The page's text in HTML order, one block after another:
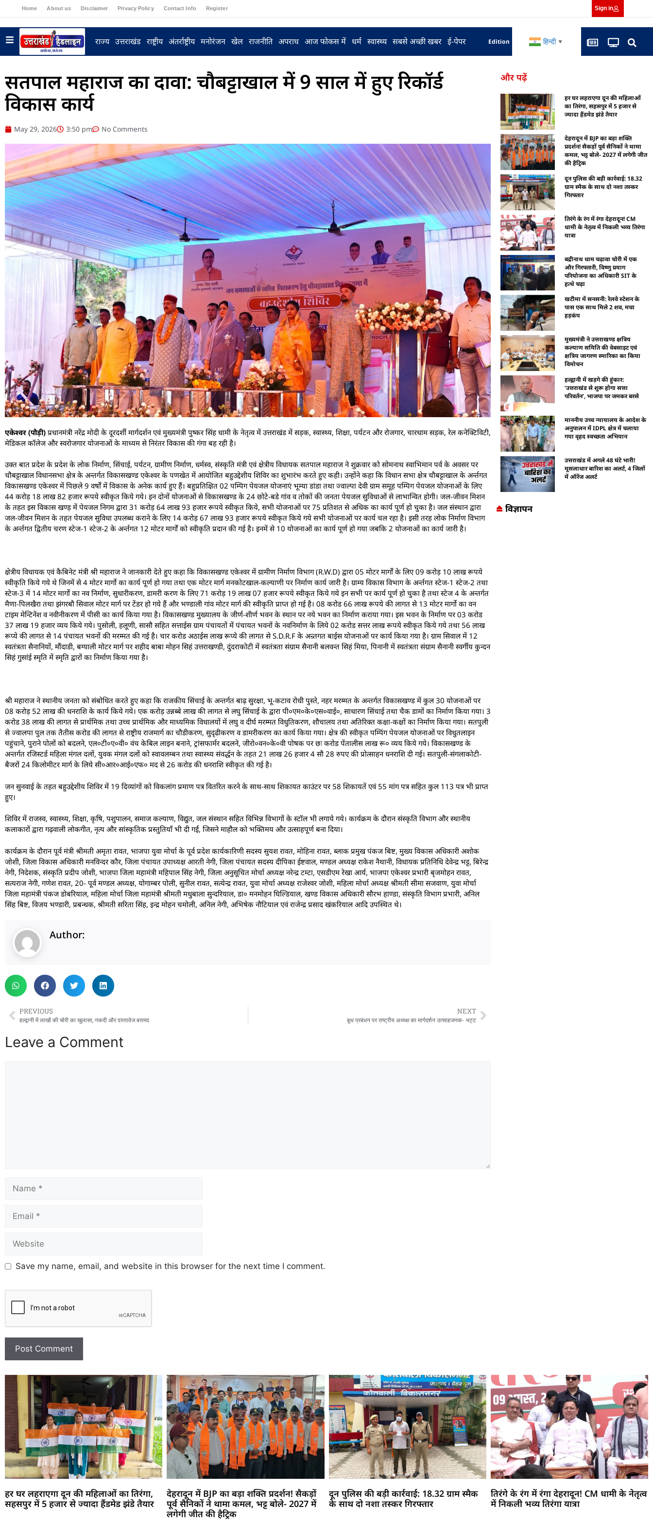
Home About us Disclaimer Privacy Policy Contact Info Register Sign in
राज्य उत्तराखंड राष्ट्रीय अंतर्राष्ट्रीय मनोरंजन खेल राजनीति अपराध आज फोकस में धर्म स्वास्थ्य सबसे अच्छी खबर ई-पेपर Edition हिन्दी ▼
सतपाल महाराज का दावा: चौबट्टाखाल में 9 साल में हुए रिकॉर्ड
विकास कार्य
May 29, 2026 3:50 pm No Comments
एकेश्वर (पौड़ी) प्रधानमंत्री नरेंद्र मोदी के दूरदर्शी मार्गदर्शन एवं मुख्यमंत्री पुष्कर सिंह धामी के नेतृत्व में उत्तराखंड में सड़क, स्वास्थ्य, शिक्षा, पर्यटन और रोजगार, चारधाम सड़क, रेल कनेक्टिविटी,
मेडिकल कॉलेज और स्वरोजगार योजनाओं के माध्यम से निरंतर विकास की गंगा बह रही है।
उक्त बात प्रदेश के प्रदेश के लोक निर्माण, सिंचाई, पर्यटन, ग्रामीण निर्माण, धर्मस्व, संस्कृति मंत्री एवं क्षेत्रीय विधायक सतपाल महाराज ने शुक्रवार को सोमनाथ स्वाभिमान पर्व के अवसर पर
चौबट्टाखाल विधानसभा क्षेत्र के अन्तर्गत विकासखण्ड एकेश्वर के पणखेत में आयोजित बहुउद्देशीय शिविर का शुभारंभ करते हुए कही। उन्होंने कहा कि विधान सभा क्षेत्र चौबट्टाखाल के अर्न्तगत
विकासखण्ड एकेश्वर में पिछले 9 वर्षों में विकास के अनेक कार्य हुए हैं। बहुप्रतिक्षित 02 पम्पिग पेयजल योजनाएं भूम्या डांडा तथा ज्वाल्पा देवी ग्राम समूह पम्पिग पेयजल योजनाओं के लिए
44 करोड़ 18 लाख 82 हजार रूपये स्वीकृत किये गये। इन दोनों योजनाओं से विकासखण्ड के 24 छोटे-बडे गांव व तोकों की जनता पेयजल सुविधाओं से लाभान्वित होगी। जल-जीवन मिशन
के तहत इस विकास खण्ड़ में पेयजल निगम द्वारा 31 करोड़ 64 लाख 93 हजार रूपये स्वीकृत किये, सभी योजनाओं पर 75 प्रतिशत से अधिक का कार्य पूर्ण हो चुका है। जल संस्थान द्वारा
जल-जीवन मिशन के तहत पेयजल सुविधा उपलब्ध कराने के लिए 14 करोड़ 67 लाख 93 हजार रूपये स्वीकृत किये गये सभी योजनाओं पर कार्य चल रहा है। इसी तरह लोक निर्माण विभाग
के अर्न्तगत द्वितीय चरण स्टेज-1 स्टेज-2 के अर्न्तगत 12 मोटर मार्गों को स्वीकृति प्रदान की गई है। इनमें से 10 योजनाओं का कार्य पूर्ण हो गया जबकि 2 योजनाओं का कार्य जारी है।
क्षेत्रीय विधायक एवं कैबिनेट मंत्री श्री महाराज ने जानकारी देते हुए कहा कि विकासखण्ड एकेश्वर में ग्रामीण निर्माण विभाग (R.W.D) द्वारा 05 मोटर मार्गों के लिए 09 करोड़ 10 लाख रूपये
स्वीकृति किये गये थे जिनमें से 4 मोटर मार्गो का कार्य पूर्ण हो गया तथा एक मोटर मार्ग मनकोटखाल-कल्याणी पर निर्माण कार्य जारी है। ग्राम्य विकास विभाग के अर्न्तगत स्टेज-1 स्टेज-2 तथा
स्टेज-3 में 14 मोटर मार्गो का नव निर्माण, सुधारीकरण, डामरी करण के लिए 71 करोड़ 19 लाख 07 हजार रूपये स्वीकृत किये गये इन सभी पर कार्य पूर्ण हो चुका है तथा स्टेज 4 के अन्तर्गत
मैणा-पिलखैरा तथा झंगरबौ सिवाल मोटर मार्ग पर टेंडर हो गये हैं और भण्डाली गांव मोटर मार्ग की स्वीकृति प्राप्त हो गई है। 08 करोड 66 लाख रूपये की लागत से 13 मोटर मार्गो का वन
टाइम मेन्टिनेंश व नवीनीकरण में पीसी का कार्य किया गया है। विकासखण्ड मुख्यालय के जीर्ण-शीर्ण भवन के स्थान पर नये भवन का निर्माण कराया गया। इस भवन के निर्माण पर 03 करोड
37 लाख 19 हजार व्यय किये गये। पुसोली, हलूणी, सासौ सहित सत्ताईस ग्राम पंचायतों में पंचायत भवनों के नवनिर्माण के लिये 02 करोड सत्तर लाख रूपये स्वीकृत किये गये तथा 56 लाख
रूप्ये की लागत से 14 पंचायत भवनों की मरम्मत की गई है। चार करोड अठाईस लाख रूप्ये की लागत से S.D.R.F के अन्र्तगत बाईस योजनाओं पर कार्य किया गया है। ग्राम सिवाल में 12
स्वतंत्रता सैनानियों, मौंदाडी, बग्याली मोटर मार्ग पर शहीद बाबा मोहन सिहं उत्तराखण्डी, दुंदराकोटी में स्वतंत्रता संग्राम सैनानी बलवन्त सिहं मिया, पिनानी में स्वतंत्रता संग्राम सैनानी स्वर्गीय कुन्दन
सिहं गुसांई स्मृति में स्मृति द्वारों का निर्माण किया गया है।
श्री महाराज ने स्थानीय जनता को संबोधित करते हुए कहा कि राजकीय सिंचाई के अन्तर्गत बाढ़ सुरक्षा, भू-कटाव रोधी पुस्ते, नहर मरम्मत के अन्तर्गत विकासखण्ड में कुल 30 योजनाओं पर
08 करोड़ 52 लाख की धनराशि के कार्य किये गये। एक करोड़ उन्नब्बे लाख की लागत से लघु सिंचाई के द्वारा पी०एम०के०एस०वाई०, साधारण सिंचाई तथा चैक डामों का निर्माण किया गया। 3
करोड 38 लाख की लागत से प्रार्थमिक तथा उच्च प्रार्थमिक और माध्यमिक विधालयों में लघु व दीर्घ मरम्मत विधुतिकरण, शौचालय तथा अतिरिक्त कक्षा-कक्षों का निर्माण किया गया। सतपुली
से ज्वालपा पुल तक तैतीस करोड की लागत से राष्ट्रीय राजमार्ग का चौडीकरण, सुदृढीकरण व डामरीकरण का कार्य किया गया। क्षेत्र की स्वीकृत पम्पिंग पेयजल योजनाओं पर विधुतलाइन
पहुंचाने, पुराने पोलों को बदलने, एल०टी०ए०वी० वंच केबिल लाइन बनाने, ट्रांसफार्मर बदलने, जीरो०वन०के०वी पोषक पर छः करोड पेंतालीस लाख रू० व्यय किये गये। विकासखण्ड के
अन्तर्गत रजिस्टर्ड महिला मंगल दलों, युवक मंगल दलों को स्वावलम्बन तथा स्वास्थ्य संवर्द्धन के तहत 21 लाख 26 हजार 4 सौ 28 रुपए की प्रोत्साहन धनराशि दी गई। सतपुली-संगलाकोटी-
बैजरों 24 किलोमीटर मार्ग के लिये सी०आर०आई०एफ० मद से 26 करोड की धनराशि स्वीकृत की गई है।
जन सुनवाई के तहत बहुउद्देशीय शिविर में 19 दिव्यांगों को विकलांग प्रमाण पत्र वितरित करने के साथ-साथ शिकायत काउंटर पर 58 शिकायतें एवं 55 मांग पत्र सहित कुल 113 पत्र भी प्राप्त
हुए।
शिविर में राजस्व, स्वास्थ्य, शिक्षा, कृषि, पशुपालन, समाज कल्याण, विद्युत, जल संस्थान सहित विभिन्न विभागों के स्टॉल भी लगाये गये। कार्यक्रम के दौरान संस्कृति विभाग और स्थानीय
कलाकारों द्वारा गढ़वाली लोकगीत, नृत्य और सांस्कृतिक प्रस्तुतियाँ भी दी गईं, जिसने माहौल को भक्तिमय और उत्साहपूर्ण बना दिया।
कार्यक्रम के दौरान पूर्व मंत्री श्रीमती अमृता रावत, भाजपा युवा मोर्चा के पूर्व प्रदेश कार्यकारिणी सदस्य सुयश रावत, मोहिना रावत, ब्लाक प्रमुख पंकज बिष्ट, मुख्य विकास अधिकारी अशोक
जोशी, जिला विकास अधिकारी मनविन्दर कौर, जिला पंचायत उपाध्यक्ष आरती नेगी, जिला पंचायत सदस्य दीपिका ईष्टवाल, मण्डल अध्यक्ष राकेश नैथानी, विधायक प्रतिनिधि देवेन्द्र भट्ट, बिरेन्द्र
नेगी, निदेशक, संस्कृति प्रदीप जोशी, भाजपा जिला महामंत्री महिपाल सिंह नेगी, जिला अनुसूचित मोर्चा अध्यक्ष नरेन्द्र टम्टा, एसडीएम रेखा आर्य, भाजपा एकेश्वर प्रभारी बृजमोहन रावत,
सत्यराज नेगी, गणेश रावत, 20- पूर्व मण्डल अध्यक्ष, योगाम्बर पोली, सुनील रावत, सत्येन्द्र रावत, युवा मोर्चा अध्यक्ष राजेश्वर जोशी, महिला मोर्चा अध्यक्ष श्रीमती सीमा सजवाण, युवा मोर्चा
जिला महामंत्री पंकज डोबरियाल, महिला मोर्चा जिला महामंत्री श्रीमती मधुबाला सुन्दरियाल, डा० मनमोहन घिल्डियाल, खण्ड विकास अधिकारी सौरभ हाण्डा, संस्कृति विभाग प्रभारी, अनिल
सिंह बिष्ट, विजय भण्डारी, प्रबन्धक, श्रीमती सरिता सिंह, इन्द्र मोहन चमोली, अनिल नेगी, अभिषेक नौटियाल एवं राजेन्द्र प्रसाद खंकरियाल आदि उपस्थित थे।
Author:
PREVIOUS
हल्द्वानी में लाखों की चोरी का खुलासा, नकदी और दस्तावेज बरामद
NEXT
बूथ प्रबंधन पर राष्ट्रीय अध्यक्ष का मार्गदर्शन उत्साहजनक- भट्ट
Leave a Comment
Save my name, email, and website in this browser for the next time I comment.
और पढ़ें
हर घर लहराएगा दून की महिलाओं
का तिरंगा, सहसपुर में 5 हजार से
ज्यादा हैंडमेड झंडे तैयार
देहरादून में BJP का बड़ा शक्ति
प्रदर्शन! सैकड़ों पूर्व सैनिकों ने थामा
कमल, भट्ट बोले- 2027 में लगेगी जीत
की हैट्रिक
दून पुलिस की बड़ी कार्रवाई: 18.32
ग्राम स्मैक के साथ दो नशा तस्कर
गिरफ्तार
तिरंगे के रंग में रंगा देहरादून! CM
धामी के नेतृत्व में निकली भव्य तिरंगा
यात्रा
बद्रीनाथ धाम चढ़ावा चोरी में एक
और गिरफ्तारी, विष्णु प्रयाग
परियोजना का अधिकारी SIT के
हत्थे चढ़ा
खटीमा में सनसनी: रेलवे स्टेशन के
पास एक साथ मिले 2 शव, मचा
हड़कंप
मुख्यमंत्री ने उत्तराखण्ड क्षत्रिय
कल्याण समिति की वेबसाइट एवं
क्षत्रिय जागरण स्मारिका का किया
विमोचन
हल्द्वानी में खड़गे की हुंकार:
‘उत्तराखंड से शुरू होगा सत्ता
परिवर्तन’, भाजपा पर जमकर बरसे
माननीय उच्च न्यायालय के आदेश के
अनुपालन में IDPL क्षेत्र में चलाया
गया वृहद स्वच्छता अभियान
उत्तराखंड में अगले 48 घंटे भारी!
मूसलाधार बारिश का अलर्ट, 4 जिलों
में ऑरेंज अलर्ट
विज्ञापन
हर घर लहराएगा दून की महिलाओं का तिरंगा,
सहसपुर में 5 हजार से ज्यादा हैंडमेड झंडे तैयार
देहरादून में BJP का बड़ा शक्ति प्रदर्शन! सैकड़ों
पूर्व सैनिकों ने थामा कमल, भट्ट बोले- 2027 में
लगेगी जीत की हैट्रिक
दून पुलिस की बड़ी कार्रवाई: 18.32 ग्राम स्मैक
के साथ दो नशा तस्कर गिरफ्तार
तिरंगे के रंग में रंगा देहरादून! CM धामी के नेतृत्व
में निकली भव्य तिरंगा यात्रा